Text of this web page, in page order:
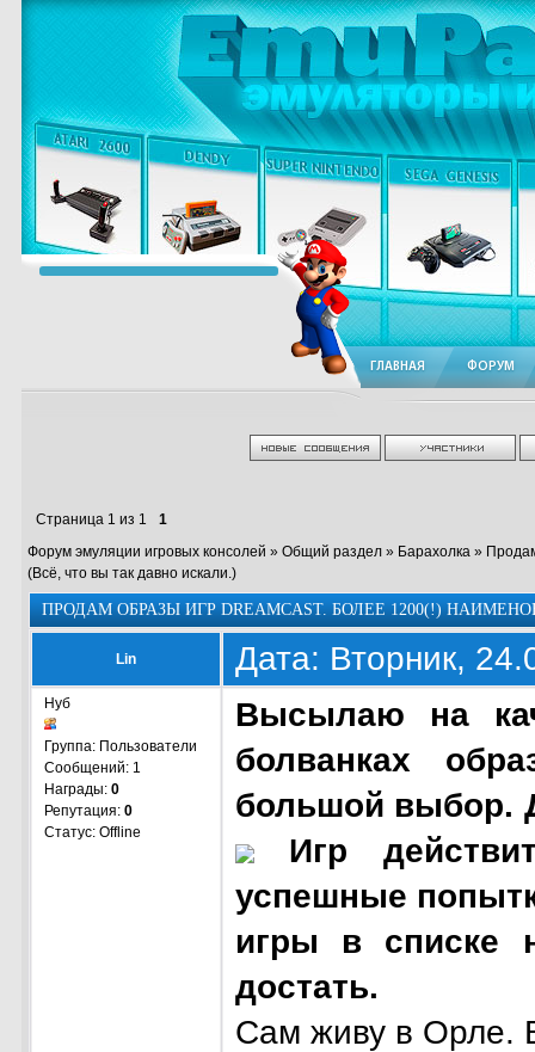
ГЛАВНАЯ ФОРУМ
Страница 1 из 1
1
Форум эмуляции игровых консолей » Общий раздел» Барахолка»
(Всё, что вы так давно искали.)
ПРОДАМ ОБРАЗЫ ИГР DREAMCAST. БОЛЕЕ 1200(!)
Lin Дата: Вторник,
Нуб
Группа: Пользователи
Сообщений: 1
Награды: 0
Репутация: 0
Статус: Offline
Высылаю на
болванках
большой выбор.
Игр
успешные
игры в списке
достать.
Сам живу в Орле.